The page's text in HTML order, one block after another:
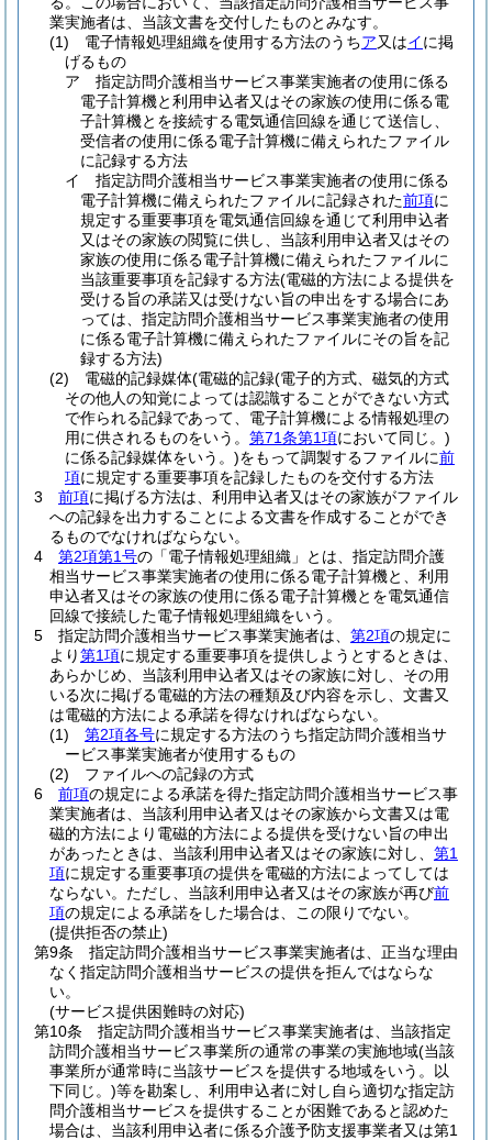
業実施者は、当該文書を交付したものとみなす。
(1)
電子情報処理組織を使用する方法のうちア又はイに掲
げるもの
ア
指定訪問介護相当サービス事業実施者の使用に係る
電子計算機と利用申込者又はその家族の使用に係る電
子計算機とを接続する電気通信回線を通じて送信し、
受信者の使用に係る電子計算機に備えられたファイル
に記録する方法
イ
指定訪問介護相当サービス事業実施者の使用に係る
電子計算機に備えられたファイルに記録された前項に
規定する重要事項を電気通信回線を通じて利用申込者
又はその家族の閲覧に供し、当該利用申込者又はその
家族の使用に係る電子計算機に備えられたファイルに
当該重要事項を記録する方法(電磁的方法による提供を
受ける旨の承諾又は受けない旨の申出をする場合にあ
っては、指定訪問介護相当サービス事業実施者の使用
に係る電子計算機に備えられたファイルにその旨を記
録する方法)
(2)
電磁的記録媒体(電磁的記録(電子的方式、磁気的方式
その他人の知覚によっては認識することができない方式
で作られる記録であって、電子計算機による情報処理の
用に供されるものをいう。 第71条第1項において同じ。)
に係る記録媒体をいう。)をもって調製するファイルに前
項に規定する重要事項を記録したものを交付する方法
3
前項に掲げる方法は、利用申込者又はその家族がファイル
への記録を出力することによる文書を作成することができ
るものでなければならない。
4
第2項第1号の「電子情報処理組織」とは、指定訪問介護
相当サービス事業実施者の使用に係る電子計算機と、利用
申込者又はその家族の使用に係る電子計算機とを電気通信
回線で接続した電子情報処理組織をいう。
5
指定訪問介護相当サービス事業実施者は、 第2項の規定に
より第1項に規定する重要事項を提供しようとするときは、
あらかじめ、当該利用申込者又はその家族に対し、その用
いる次に掲げる電磁的方法の種類及び内容を示し、文書又
は電磁的方法による承諾を得なければならない。
(1)
第2項各号に規定する方法のうち指定訪問介護相当サ
ービス事業実施者が使用するもの
(2)
ファイルへの記録の方式
6
前項の規定による承諾を得た指定訪問介護相当サービス事
業実施者は、当該利用申込者又はその家族から文書又は電
磁的方法により電磁的方法による提供を受けない旨の申出
があったときは、当該利用申込者又はその家族に対し、 第1
項に規定する重要事項の提供を電磁的方法によってしては
ならない。 ただし、当該利用申込者又はその家族が再び前
項の規定による承諾をした場合は、この限りでない。
(提供拒否の禁止)
第9条
指定訪問介護相当サービス事業実施者は、正当な理由
なく指定訪問介護相当サービスの提供を拒んではならな
い。
(サービス提供困難時の対応)
第10条
指定訪問介護相当サービス事業実施者は、当該指定
訪問介護相当サービス事業所の通常の事業の実施地域(当該
事業所が通常時に当該サービスを提供する地域をいう。以
下同じ。)等を勘案し、利用申込者に対し自ら適切な指定訪
問介護相当サービスを提供することが困難であると認めた
場合は、当該利用申込者に係る介護予防支援事業者又は第1